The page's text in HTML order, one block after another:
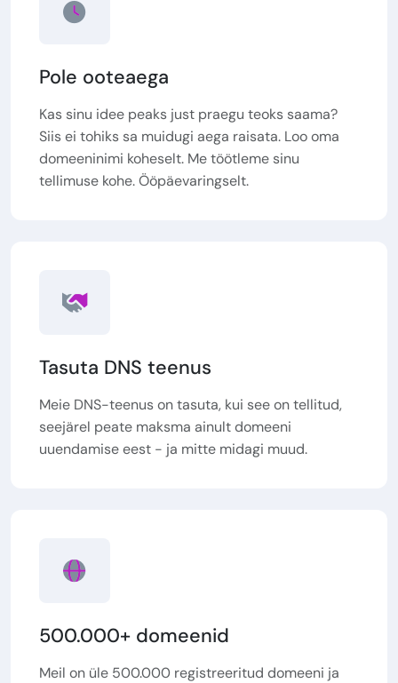
Pole ooteaega
Kas sinu idee peaks just praegu teoks saama?
Siis ei tohiks sa muidugi aega raisata. Loo oma
domeeninimi koheselt. Me töötleme sinu
tellimuse kohe. Ööpäevaringselt.
Tasuta DNS teenus
Meie DNS-teenus on tasuta, kui see on tellitud,
seejärel peate maksma ainult domeeni
uuendamise eest - ja mitte midagi muud.
500.000+ domeenid
Meil on üle 500.000 registreeritud domeeni ja